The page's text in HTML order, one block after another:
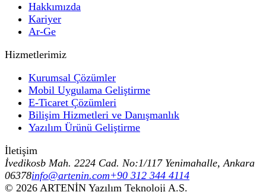
Hakkımızda
Kariyer
Ar-Ge
Hizmetlerimiz
Kurumsal Çözümler
Mobil Uygulama Geliştirme
E-Ticaret Çözümleri
Bilişim Hizmetleri ve Danışmanlık
Yazılım Ürünü Geliştirme
İletişim
İvedikosb Mah. 2224 Cad. No:1/117 Yenimahalle, Ankara
06378info@artenin.com+90 312 344 4114
© 2026 ARTENİN Yazılım Teknoloji A.Ş.